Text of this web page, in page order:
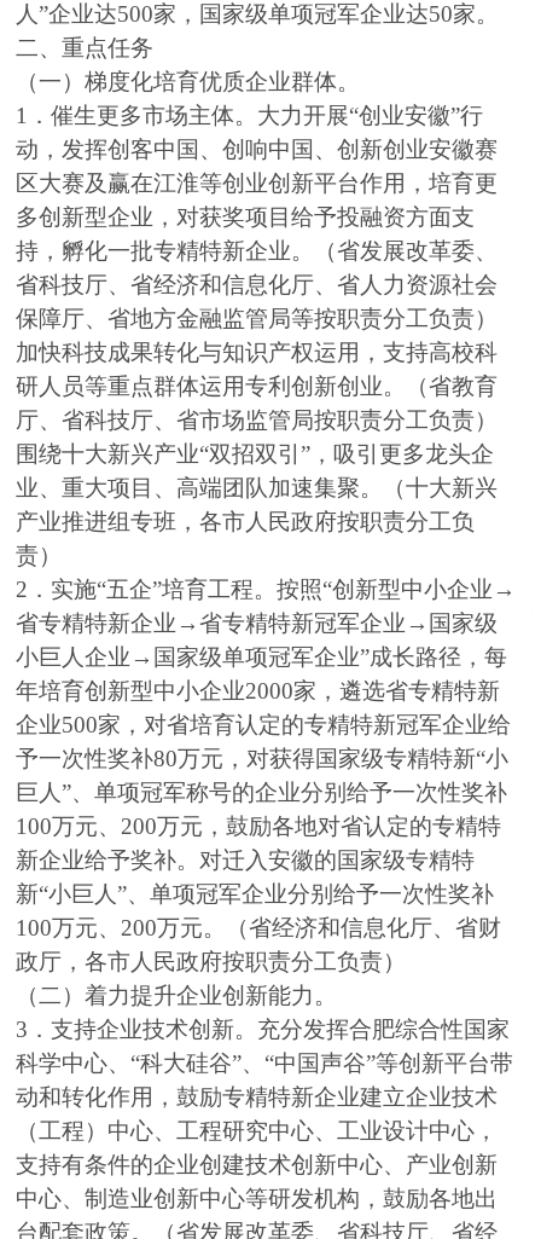
人”企业达500家，国家级单项冠军企业达50家。
二、重点任务
（一）梯度化培育优质企业群体。
1．催生更多市场主体。大力开展“创业安徽”行
动，发挥创客中国、创响中国、创新创业安徽赛
区大赛及赢在江淮等创业创新平台作用，培育更
多创新型企业，对获奖项目给予投融资方面支
持，孵化一批专精特新企业。（省发展改革委、
省科技厅、省经济和信息化厅、省人力资源社会
保障厅、省地方金融监管局等按职责分工负责）
加快科技成果转化与知识产权运用，支持高校科
研人员等重点群体运用专利创新创业。（省教育
厅、省科技厅、省市场监管局按职责分工负责）
围绕十大新兴产业“双招双引”，吸引更多龙头企
业、重大项目、高端团队加速集聚。（十大新兴
产业推进组专班，各市人民政府按职责分工负
责）
2．实施“五企”培育工程。按照“创新型中小企业→
省专精特新企业→省专精特新冠军企业→国家级
小巨人企业→国家级单项冠军企业”成长路径，每
年培育创新型中小企业2000家，遴选省专精特新
企业500家，对省培育认定的专精特新冠军企业给
予一次性奖补80万元，对获得国家级专精特新“小
巨人”、单项冠军称号的企业分别给予一次性奖补
100万元、200万元，鼓励各地对省认定的专精特
新企业给予奖补。对迁入安徽的国家级专精特
新“小巨人”、单项冠军企业分别给予一次性奖补
100万元、200万元。（省经济和信息化厅、省财
政厅，各市人民政府按职责分工负责）
（二）着力提升企业创新能力。
3．支持企业技术创新。充分发挥合肥综合性国家
科学中心、“科大硅谷”、“中国声谷”等创新平台带
动和转化作用，鼓励专精特新企业建立企业技术
（工程）中心、工程研究中心、工业设计中心，
支持有条件的企业创建技术创新中心、产业创新
中心、制造业创新中心等研发机构，鼓励各地出
台配套政策。（省发展改革委、省科技厅、省经